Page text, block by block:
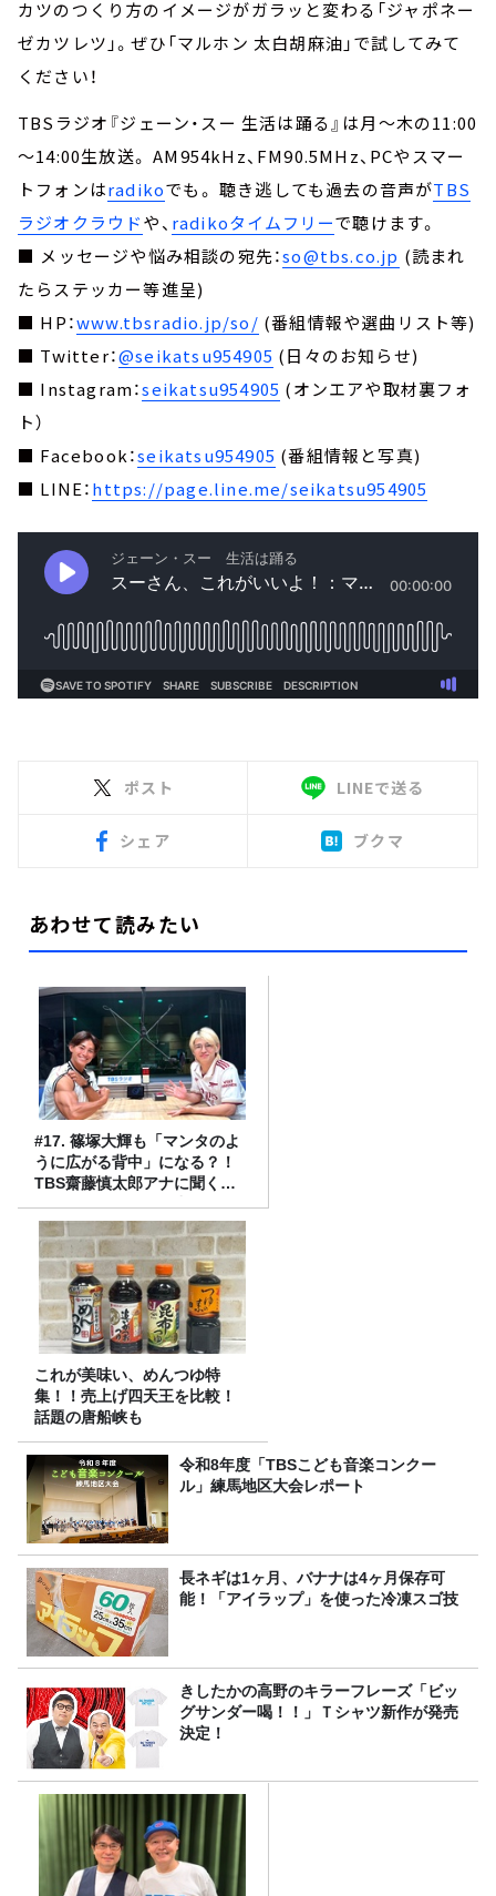
カツのつくり方のイメージがガラッと変わる「ジャポネー
ゼカツレツ」。ぜひ「マルホン 太白胡麻油」で試してみて
ください！
TBSラジオ『ジェーン・スー 生活は踊る』は月～木の11:00
～14:00生放送。 AM954kHz、FM90.5MHz、PCやスマー
トフォンはradikoでも。 聴き逃しても過去の音声がTBS
ラジオクラウドや、 radikoタイムフリーで聴けます。
■ メッセージや悩み相談の宛先：so@tbs.co.jp (読まれ
たらステッカー等進呈)
■ HP：www.tbsradio.jp/so/ (番組情報や選曲リスト等)
■ Twitter：@seikatsu954905 (日々のお知らせ)
■ Instagram：seikatsu954905 (オンエアや取材裏フォ
ト）
■ Facebook：seikatsu954905 (番組情報と写真)
■ LINE：https://page.line.me/seikatsu954905
ポスト LINEで送る
シェア ブクマ
あわせて読みたい
#17. 篠塚大輝も「マンタのよ
うに広がる背中」になる？！
TBS齋藤慎太郎アナに聞くメ
ンズフィジークの魅力！！
これが美味い、めんつゆ特
集！！売上げ四天王を比較！
話題の唐船峡も
令和8年度「TBSこども音楽コンクー
ル」練馬地区大会レポート
長ネギは1ヶ月、バナナは4ヶ月保存可
能！「アイラップ」を使った冷凍スゴ技
きしたかの高野のキラーフレーズ「ビッ
グサンダー喝！！」Ｔシャツ新作が発売
決定！